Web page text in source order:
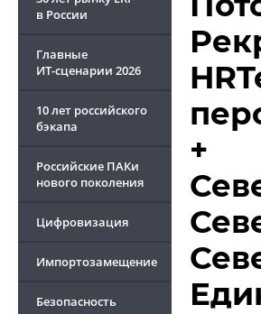
в России
Главные
ИТ-сценарии 2026
10 лет российского
бэкапа
Российские ПАКи
нового поколения
Цифровизация
Импортозамещение
Безопасность
+